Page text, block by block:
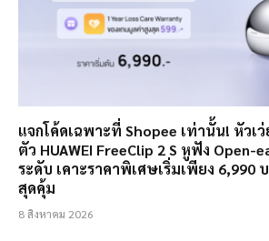
แจกโค้ดเฉพาะที่ Shopee เท่านั้น! หัวเว่
ตัว HUAWEI FreeClip 2 S หูฟัง Open-
ระดับ เคาะราคาพิเศษเริ่มเพียง 6,990
สุดคุ้ม
8 สิงหาคม 2026